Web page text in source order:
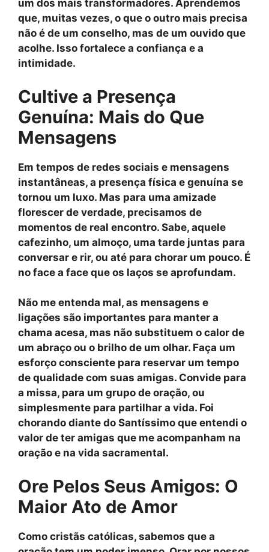
um dos mais transformadores. Aprendemos
que, muitas vezes, o que o outro mais precisa
não é de um conselho, mas de um ouvido que
acolhe. Isso fortalece a confiança e a
intimidade.
Cultive a Presença
Genuína: Mais do Que
Mensagens
Em tempos de redes sociais e mensagens
instantâneas, a presença física e genuína se
tornou um luxo. Mas para uma amizade
florescer de verdade, precisamos de
momentos de real encontro. Sabe, aquele
cafezinho, um almoço, uma tarde juntas para
conversar e rir, ou até para chorar um pouco. É
no face a face que os laços se aprofundam.
Não me entenda mal, as mensagens e
ligações são importantes para manter a
chama acesa, mas não substituem o calor de
um abraço ou o brilho de um olhar. Faça um
esforço consciente para reservar um tempo
de qualidade com suas amigas. Convide para
a missa, para um grupo de oração, ou
simplesmente para partilhar a vida. Foi
chorando diante do Santíssimo que entendi o
valor de ter amigas que me acompanham na
oração e na vida sacramental.
Ore Pelos Seus Amigos: O
Maior Ato de Amor
Como cristãs católicas, sabemos que a